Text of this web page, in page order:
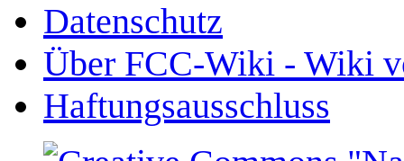
Datenschutz
Über FCC-Wiki - Wiki
Haftungsausschluss